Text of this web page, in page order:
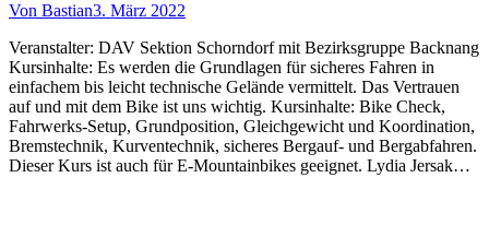
Von Bastian3. März 2022
Veranstalter: DAV Sektion Schorndorf mit Bezirksgruppe Backnang
Kursinhalte: Es werden die Grundlagen für sicheres Fahren in
einfachem bis leicht technische Gelände vermittelt. Das Vertrauen
auf und mit dem Bike ist uns wichtig. Kursinhalte: Bike Check,
Fahrwerks-Setup, Grundposition, Gleichgewicht und Koordination,
Bremstechnik, Kurventechnik, sicheres Bergauf- und Bergabfahren.
Dieser Kurs ist auch für E-Mountainbikes geeignet. Lydia Jersak…